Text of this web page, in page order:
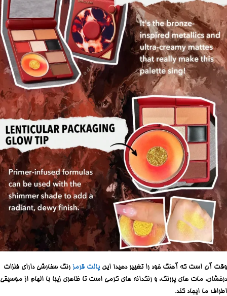
وقت آن است که آهنگ خود را تغییر دهید! این پالت قرمز رنگ سفارشی دارای فلزات
درخشان، مات های پررنگ، و رنگدانه های کرمی است تا ظاهری زیبا با الهام از موسیقی
اطراف ما ایجاد کند.